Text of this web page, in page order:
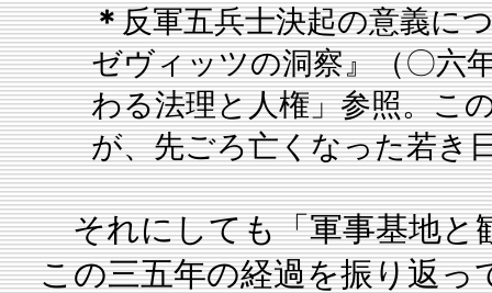
＊反軍五兵士決起の意義に
ゼヴィッツの洞察』（〇六
わる法理と人権」参照。こ
が、先ごろ亡くなった若き
それにしても「軍事基地と
この三五年の経過を振り返っ